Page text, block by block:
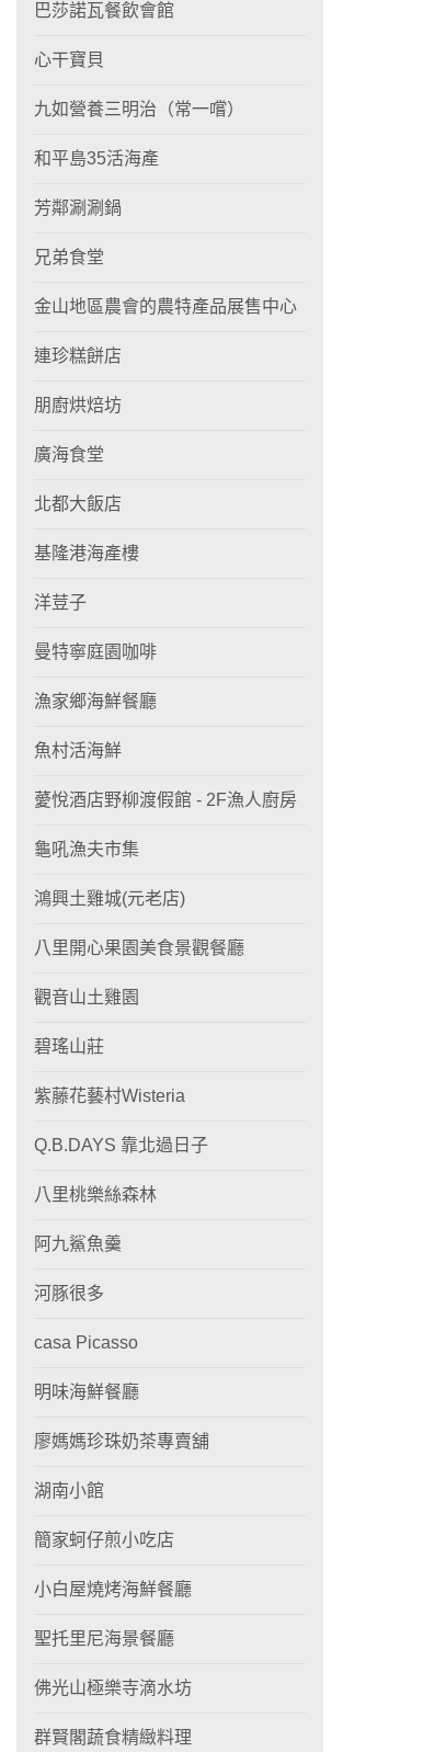
巴莎諾瓦餐飲會館
心干寶貝
九如營養三明治（常一嚐）
和平島35活海產
芳鄰涮涮鍋
兄弟食堂
金山地區農會的農特產品展售中心
連珍糕餅店
朋廚烘焙坊
廣海食堂
北都大飯店
基隆港海產樓
洋荳子
曼特寧庭園咖啡
漁家鄉海鮮餐廳
魚村活海鮮
薆悅酒店野柳渡假館 - 2F漁人廚房
龜吼漁夫市集
鴻興土雞城(元老店)
八里開心果園美食景觀餐廳
觀音山土雞園
碧瑤山莊
紫藤花藝村Wisteria
Q.B.DAYS 靠北過日子
八里桃樂絲森林
阿九鯊魚羹
河豚很多
casa Picasso
明味海鮮餐廳
廖媽媽珍珠奶茶專賣舖
湖南小館
簡家蚵仔煎小吃店
小白屋燒烤海鮮餐廳
聖托里尼海景餐廳
佛光山極樂寺滴水坊
群賢閣蔬食精緻料理